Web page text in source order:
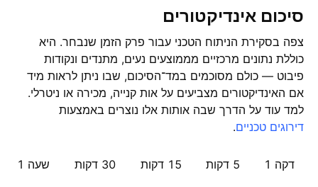
סיכום אינדיקטורים
צפה בסקירת הניתוח הטכני עבור פרק הזמן שנבחר. היא
כוללת נתונים מרכזיים מממוצעים נעים, מתנדים ונקודות
פיבוט — כולם מסוכמים במד־הסיכום, שבו ניתן לראות מיד
אם האינדיקטורים מצביעים על אות קנייה, מכירה או ניטרלי.
למד עוד על הדרך שבה אותות אלו נוצרים באמצעות
דירוגים טכניים.
דקה 1 5 דקות 15 דקות 30 דקות שעה ‎1‎